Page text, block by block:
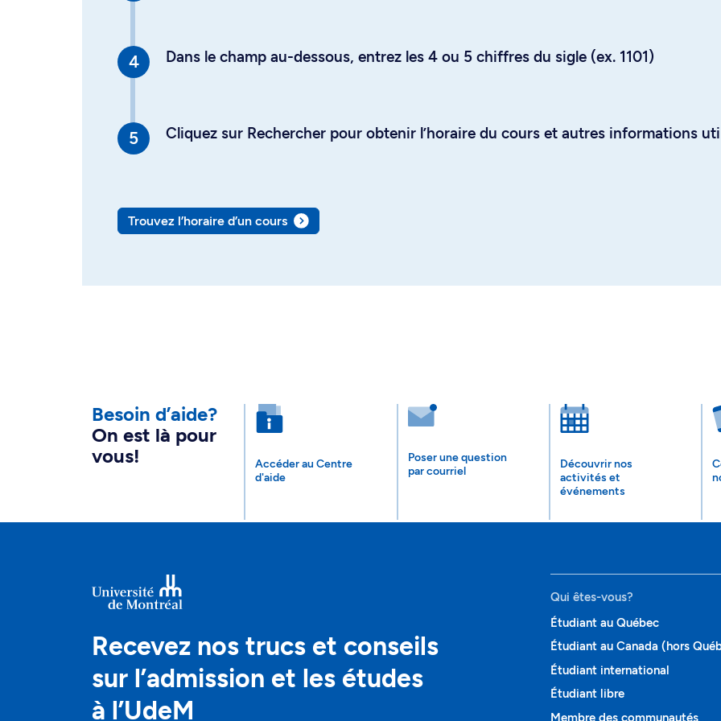
Dans le champ au-dessous, entrez les 4 ou 5 chiffres du sigle (ex. 1101)
Cliquez sur Rechercher pour obtenir l’horaire du cours et autres informations
Trouvez l’horaire d’un cours
Besoin d’aide?
On est là pour
vous!
Accéder au Centre
d'aide
Poser une question
par courriel
Découvrir nos
activités et
événements
Recevez nos trucs et conseils
sur l’admission et les études
à l’UdeM
Qui êtes-vous?
Étudiant au Québec
Étudiant au Canada (hors
Étudiant international
Étudiant libre
Membre des communautés